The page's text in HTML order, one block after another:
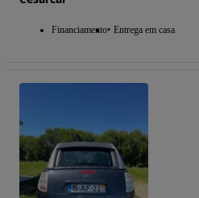
Financiamento Entrega em casa